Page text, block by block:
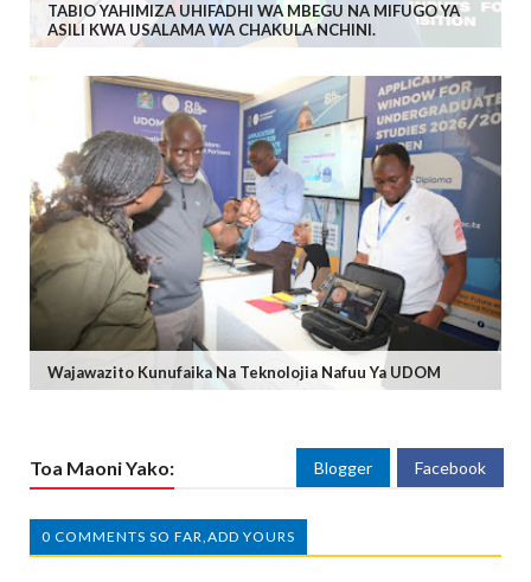
TABIO YAHIMIZA UHIFADHI WA MBEGU NA MIFUGO YA
ASILI KWA USALAMA WA CHAKULA NCHINI.
Wajawazito Kunufaika Na Teknolojia Nafuu Ya UDOM
Toa Maoni Yako: Blogger Facebook
0 COMMENTS SO FAR,ADD YOURS